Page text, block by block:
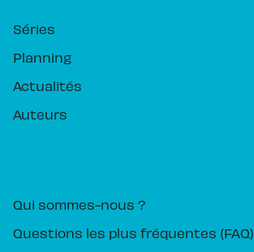
Séries
Planning
Actualités
Auteurs
Qui sommes-nous ?
Questions les plus fréquentes (FAQ)